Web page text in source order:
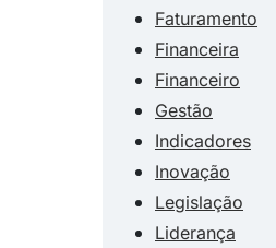
Faturamento
Financeira
Financeiro
Gestão
Indicadores
Inovação
Legislação
Liderança